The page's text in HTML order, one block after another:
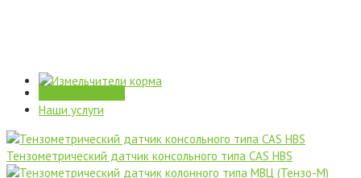
Наши услуги
Тензометрический датчик консольного типа CAS HBS